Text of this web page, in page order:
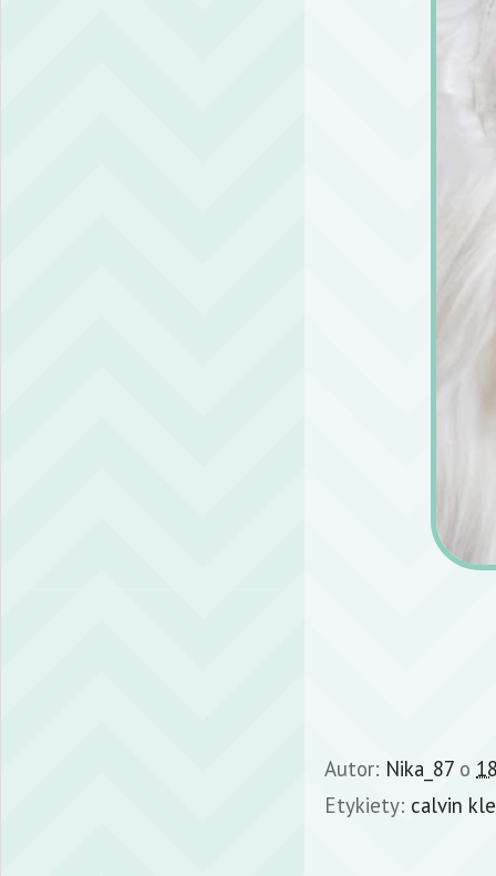
Autor: Nika_87 o
Etykiety: calvin